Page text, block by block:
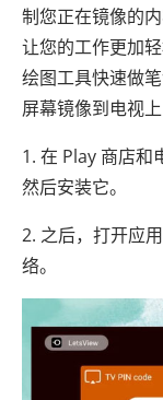
制您正在镜像的
让您的工作更加
绘图工具快速做
屏幕镜像到电视上
1. 在 Play 商店和
然后安装它。
2. 之后，打开应
络。